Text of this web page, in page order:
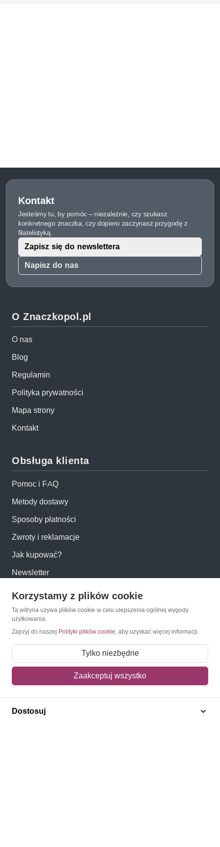
Kontakt
Jesteśmy tu, by pomóc – niezależnie, czy szukasz
konkretnego znaczka, czy dopiero zaczynasz przygodę z
filatelistyką.
Napisz do nas
Zapisz się do newslettera
O Znaczkopol.pl
O nas
Blog
Regulamin
Polityka prywatności
Mapa strony
Kontakt
Obsługa klienta
Pomoc i FAQ
Metody dostawy
Sposoby płatności
Zwroty i reklamacje
Jak kupować?
Newsletter
Konto
Moje konto
Moje zamówienia
Mój koszyk
Adres dostawy
Polecamy
Korzystamy z plików cookie
Ta witryna używa plików cookie w celu ulepszenia ogólnej wygody
użytkowania.
Zajrzyj do naszej Polityki plików cookie, aby uzyskać więcej informacji.
Tylko niezbędne
Zaakceptuj wszystko
Dostosuj